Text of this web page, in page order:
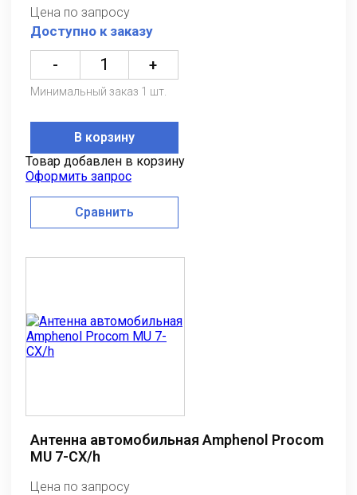
Цена по запросу
Доступно к заказу
- +
Минимальный заказ 1 шт.
В корзину
Товар добавлен в корзину
Оформить запрос
Сравнить
Антенна автомобильная Amphenol Procom
MU 7-CX/h
Цена по запросу